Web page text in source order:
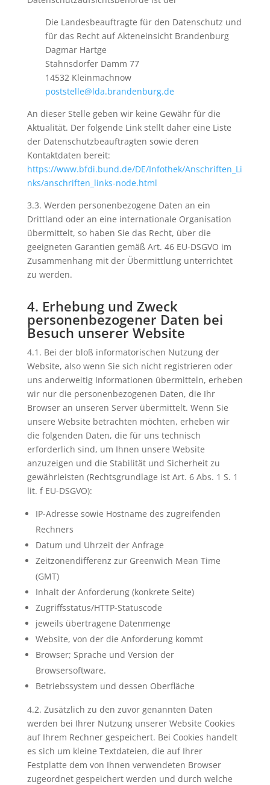
Die Landesbeauftragte für den Datenschutz und
für das Recht auf Akteneinsicht Brandenburg
Dagmar Hartge
Stahnsdorfer Damm 77
14532 Kleinmachnow
poststelle@lda.brandenburg.de
An dieser Stelle geben wir keine Gewähr für die
Aktualität. Der folgende Link stellt daher eine Liste
der Datenschutzbeauftragten sowie deren
Kontaktdaten bereit:
https://www.bfdi.bund.de/DE/Infothek/Anschriften_Li
nks/anschriften_links-node.html
3.3. Werden personenbezogene Daten an ein
Drittland oder an eine internationale Organisation
übermittelt, so haben Sie das Recht, über die
geeigneten Garantien gemäß Art. 46 EU-DSGVO im
Zusammenhang mit der Übermittlung unterrichtet
zu werden.
4. Erhebung und Zweck
personenbezogener Daten bei
Besuch unserer Website
4.1. Bei der bloß informatorischen Nutzung der
Website, also wenn Sie sich nicht registrieren oder
uns anderweitig Informationen übermitteln, erheben
wir nur die personenbezogenen Daten, die Ihr
Browser an unseren Server übermittelt. Wenn Sie
unsere Website betrachten möchten, erheben wir
die folgenden Daten, die für uns technisch
erforderlich sind, um Ihnen unsere Website
anzuzeigen und die Stabilität und Sicherheit zu
gewährleisten (Rechtsgrundlage ist Art. 6 Abs. 1 S. 1
lit. f EU-DSGVO):
IP-Adresse sowie Hostname des zugreifenden
Rechners
Datum und Uhrzeit der Anfrage
Zeitzonendifferenz zur Greenwich Mean Time
(GMT)
Inhalt der Anforderung (konkrete Seite)
Zugriffsstatus/HTTP-Statuscode
jeweils übertragene Datenmenge
Website, von der die Anforderung kommt
Browser; Sprache und Version der
Browsersoftware.
Betriebssystem und dessen Oberfläche
4.2. Zusätzlich zu den zuvor genannten Daten
werden bei Ihrer Nutzung unserer Website Cookies
auf Ihrem Rechner gespeichert. Bei Cookies handelt
es sich um kleine Textdateien, die auf Ihrer
Festplatte dem von Ihnen verwendeten Browser
zugeordnet gespeichert werden und durch welche